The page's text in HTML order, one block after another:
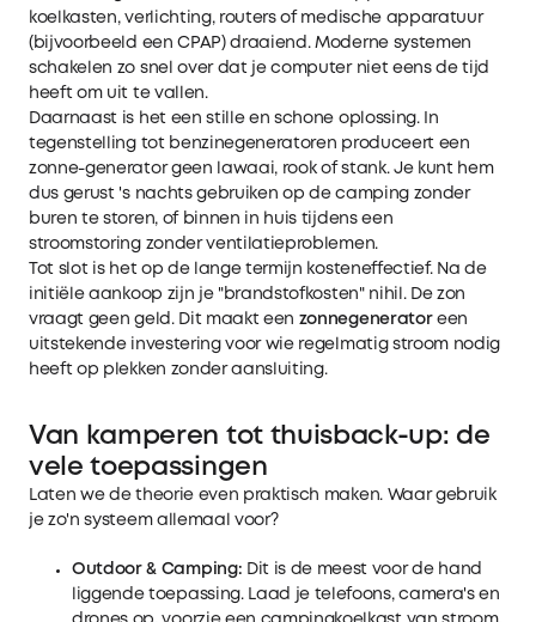
koelkasten, verlichting, routers of medische apparatuur
(bijvoorbeeld een CPAP) draaiend. Moderne systemen
schakelen zo snel over dat je computer niet eens de tijd
heeft om uit te vallen.
Daarnaast is het een stille en schone oplossing. In
tegenstelling tot benzinegeneratoren produceert een
zonne-generator geen lawaai, rook of stank. Je kunt hem
dus gerust 's nachts gebruiken op de camping zonder
buren te storen, of binnen in huis tijdens een
stroomstoring zonder ventilatieproblemen.
Tot slot is het op de lange termijn kosteneffectief. Na de
initiële aankoop zijn je "brandstofkosten" nihil. De zon
vraagt geen geld. Dit maakt een zonnegeneratoreen
uitstekende investering voor wie regelmatig stroom nodig
heeft op plekken zonder aansluiting.
Van kamperen tot thuisback-up: de
vele toepassingen
Laten we de theorie even praktisch maken. Waar gebruik
je zo'n systeem allemaal voor?
Outdoor & Camping: Dit is de meest voor de hand
liggende toepassing. Laad je telefoons, camera's en